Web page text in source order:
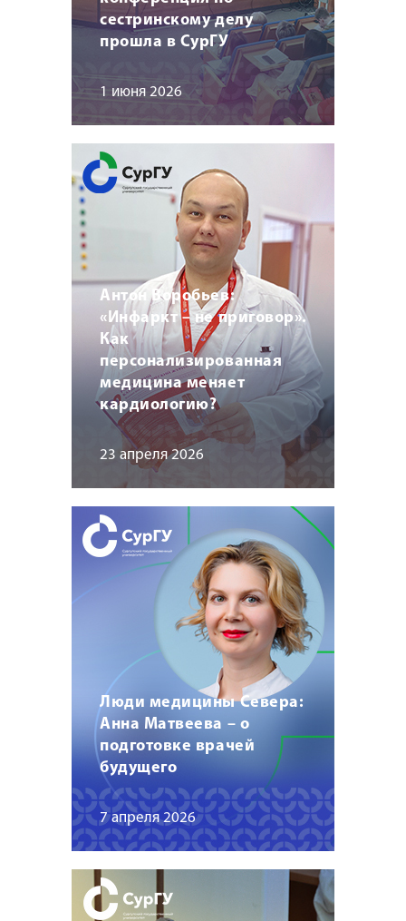
сестринскому делу
прошла в СурГУ
1 июня 2026
Антон Воробьев:
«Инфаркт – не приговор».
Как
персонализированная
медицина меняет
кардиологию?
23 апреля 2026
Люди медицины Севера:
Анна Матвеева – о
подготовке врачей
будущего
7 апреля 2026